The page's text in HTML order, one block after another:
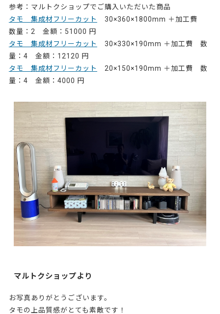
参考：マルトクショップでご購入いただいた商品
タモ 集成材フリーカット
30×360×1800mm ＋加工費
数量：2 金額：51000 円
タモ 集成材フリーカット
30×330×190mm ＋加工費 数
量：4 金額：12120 円
タモ 集成材フリーカット
20×150×190mm ＋加工費 数
量：4 金額：4000 円
マルトクショップより
お写真ありがとうございます。
タモの上品質感がとても素敵です！